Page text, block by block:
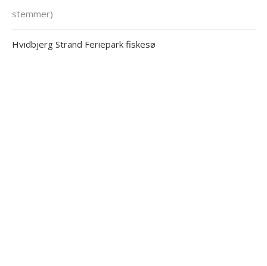
stemmer)
Hvidbjerg Strand Feriepark fiskesø